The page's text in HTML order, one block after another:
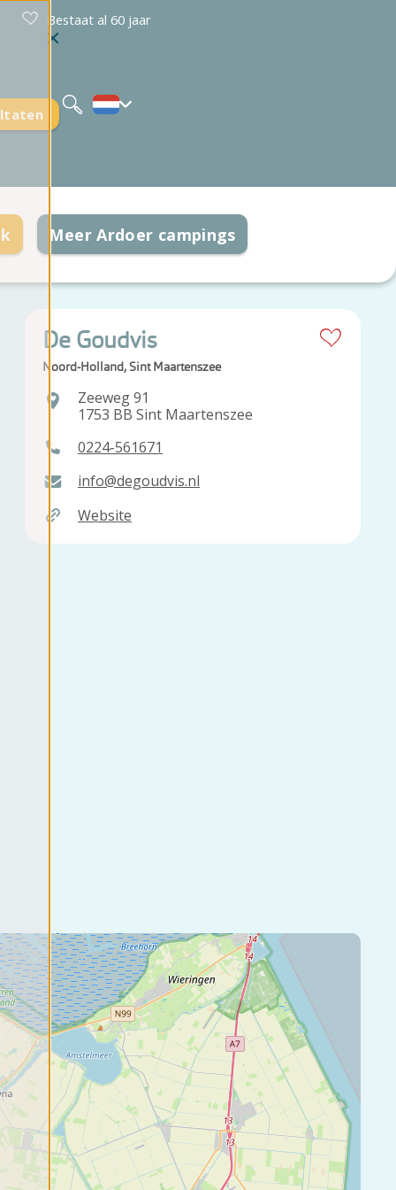
Bestaat al 60 jaar
English
Meer Ardoer campings
De Goudvis
Noord-Holland, Sint Maartenszee
Zeeweg 91
1753 BB Sint Maartenszee
0224-561671
info@degoudvis.nl
Website